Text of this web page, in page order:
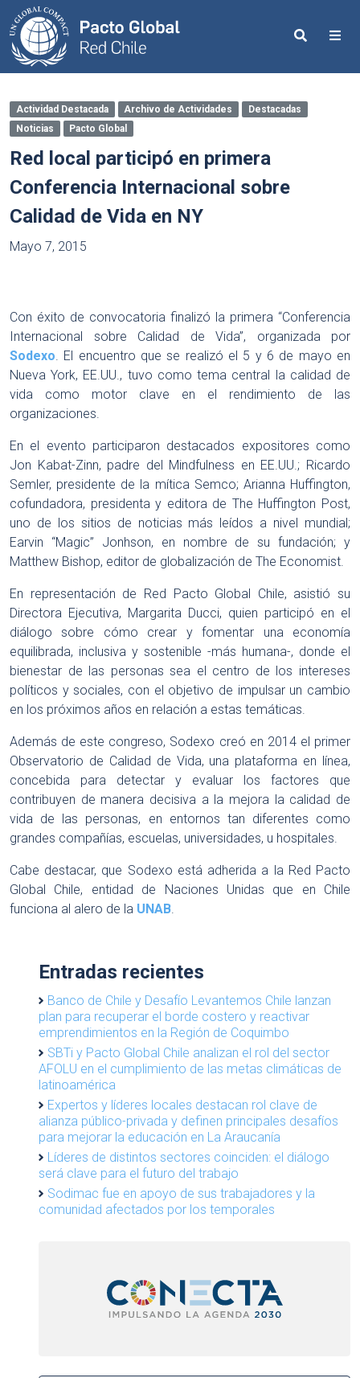
Search
Actividad Destacada Archivo de Actividades
Destacadas
Noticias
Pacto Global
Red local participó en primera
Conferencia Internacional sobre
Calidad de Vida en NY
Mayo 7, 2015
Con éxito de convocatoria finalizó la primera “Conferencia
Internacional sobre Calidad de Vida”, organizada por
Sodexo. El encuentro que se realizó el 5 y 6 de mayo en
Nueva York, EE.UU., tuvo como tema central la calidad de
vida como motor clave en el rendimiento de las
organizaciones.
En el evento participaron destacados expositores como
Jon Kabat-Zinn, padre del Mindfulness en EE.UU.; Ricardo
Semler, presidente de la mítica Semco; Arianna Huffington,
cofundadora, presidenta y editora de The Huffington Post,
uno de los sitios de noticias más leídos a nivel mundial;
Earvin “Magic” Jonhson, en nombre de su fundación; y
Matthew Bishop, editor de globalización de The Economist.
En representación de Red Pacto Global Chile, asistió su
Directora Ejecutiva, Margarita Ducci, quien participó en el
diálogo sobre cómo crear y fomentar una economía
equilibrada, inclusiva y sostenible -más humana-, donde el
bienestar de las personas sea el centro de los intereses
políticos y sociales, con el objetivo de impulsar un cambio
en los próximos años en relación a estas temáticas.
Además de este congreso, Sodexo creó en 2014 el primer
Observatorio de Calidad de Vida, una plataforma en línea,
concebida para detectar y evaluar los factores que
contribuyen de manera decisiva a la mejora la calidad de
vida de las personas, en entornos tan diferentes como
grandes compañías, escuelas, universidades, u hospitales.
Cabe destacar, que Sodexo está adherida a la Red Pacto
Global Chile, entidad de Naciones Unidas que en Chile
funciona al alero de la UNAB.
Entradas recientes
Banco de Chile y Desafío Levantemos Chile lanzan
plan para recuperar el borde costero y reactivar
emprendimientos en la Región de Coquimbo
SBTi y Pacto Global Chile analizan el rol del sector
AFOLU en el cumplimiento de las metas climáticas de
latinoamérica
Expertos y líderes locales destacan rol clave de
alianza público-privada y definen principales desafíos
para mejorar la educación en La Araucanía
Líderes de distintos sectores coinciden: el diálogo
será clave para el futuro del trabajo
Sodimac fue en apoyo de sus trabajadores y la
comunidad afectados por los temporales